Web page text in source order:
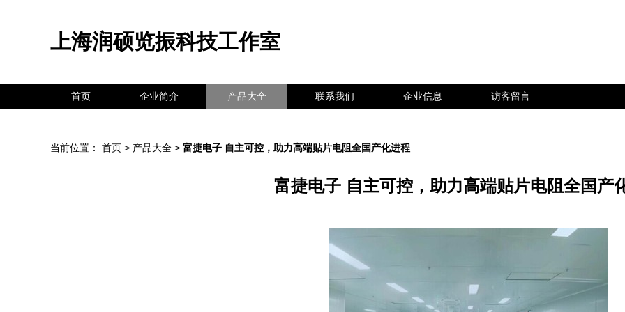
上海润硕览振科技工作室
首页 企业简介 产品大全 联系我们 企业信息 访客留言
当前位置： 首页 > 产品大全 > 富捷电子 自主可控，助力高端贴片电阻全国产化进程
富捷电子 自主可控，助力高端贴片电阻全国产